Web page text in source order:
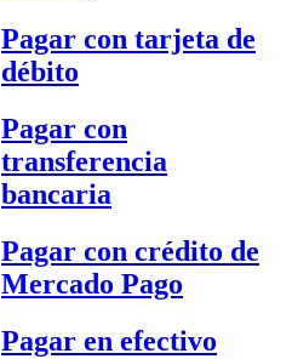
Pagar con tarjeta de
débito
Pagar con
transferencia
bancaria
Pagar con crédito de
Mercado Pago
Pagar en efectivo